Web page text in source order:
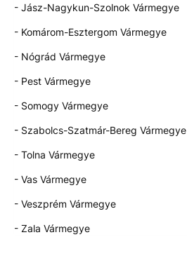
- Jász-Nagykun-Szolnok Vármegye
- Komárom-Esztergom Vármegye
- Nógrád Vármegye
- Pest Vármegye
- Somogy Vármegye
- Szabolcs-Szatmár-Bereg Vármegye
- Tolna Vármegye
- Vas Vármegye
- Veszprém Vármegye
- Zala Vármegye